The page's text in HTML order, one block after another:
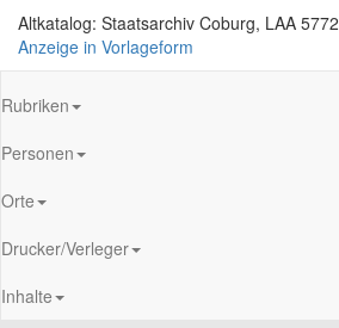
Altkatalog: Staatsarchiv Coburg, LAA 5772
Anzeige in Vorlageform
Rubriken
Personen
Orte
Drucker/Verleger
Inhalte